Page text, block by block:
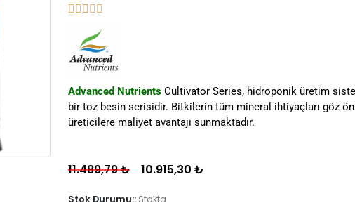
Advanced Nutrients Cultivator Series, hidroponik üretim
bir toz besin serisidir. Bitkilerin tüm mineral ihtiyaçları göz
üreticilere maliyet avantajı sunmaktadır.
11.489,79₺ 10.915,30 ₺
Stok Durumu:: Stokta